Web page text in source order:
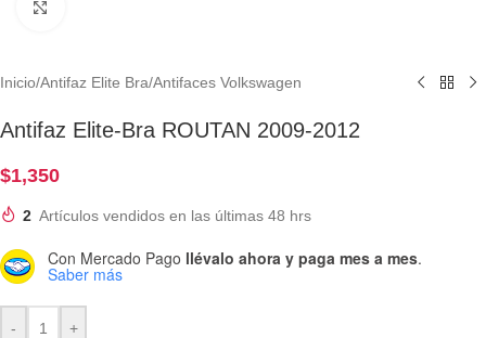
Inicio/Antifaz Elite Bra/Antifaces Volkswagen
Antifaz Elite-Bra ROUTAN 2009-2012
$1,350
2 Artículos vendidos en las últimas 48 hrs
Con Mercado Pago llévalo ahora y paga mes a mes.
Saber más
- +